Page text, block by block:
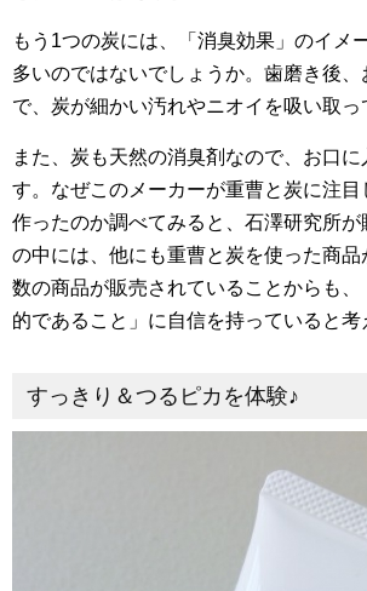
もう1つの炭には、「消臭効果」のイメ
多いのではないでしょうか。歯磨き後、
で、炭が細かい汚れやニオイを吸い取っ
また、炭も天然の消臭剤なので、お口
す。なぜこのメーカーが重曹と炭に注目
作ったのか調べてみると、石澤研究所が
の中には、他にも重曹と炭を使った商品
数の商品が販売されていることからも
的であること」に自信を持っていると考
すっきり＆つるピカを体験♪